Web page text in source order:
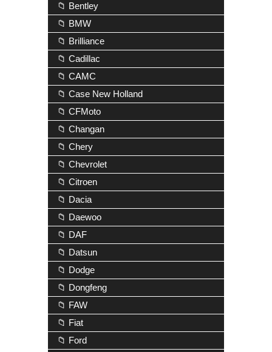
📁 Bentley
📁 BMW
📁 Brilliance
📁 Cadillac
📁 CAMC
📁 Case New Holland
📁 CFMoto
📁 Changan
📁 Chery
📁 Chevrolet
📁 Citroen
📁 Dacia
📁 Daewoo
📁 DAF
📁 Datsun
📁 Dodge
📁 Dongfeng
📁 FAW
📁 Fiat
📁 Ford